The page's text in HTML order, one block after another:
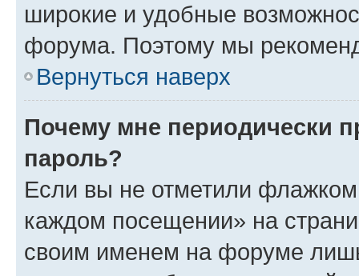
широкие и удобные
форума. Поэтому мы
Вернуться наверх
Почему мне периодически
пароль?
Если вы не отметили флажком
каждом посещении» на
своим именем на форуме